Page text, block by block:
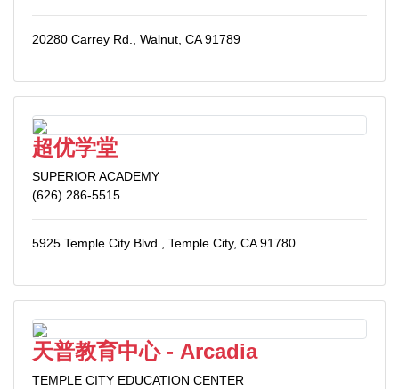
20280 Carrey Rd., Walnut, CA 91789
超优学堂
SUPERIOR ACADEMY
(626) 286-5515
5925 Temple City Blvd., Temple City, CA 91780
天普教育中心 - Arcadia
TEMPLE CITY EDUCATION CENTER